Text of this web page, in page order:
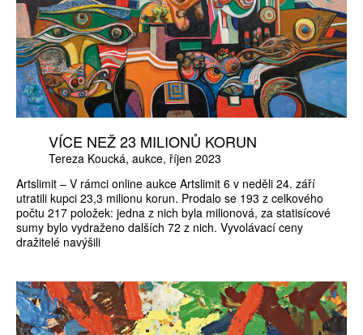
VÍCE NEŽ 23 MILIONŮ KORUN
Tereza Koucká aukce říjen 2023
Artslimit – V rámci online aukce Artslimit 6 v neděli 24. září
utratili kupci 23,3 milionu korun. Prodalo se 193 z celkového
počtu 217 položek: jedna z nich byla milionová, za statisícové
sumy bylo vydraženo dalších 72 z nich. Vyvolávací ceny
dražitelé navýšili